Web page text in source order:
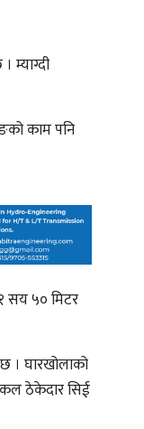
म्याग्दी
काम पनि
सय ५० मिटर
। घारखोलाको
ठेकेदार सिई